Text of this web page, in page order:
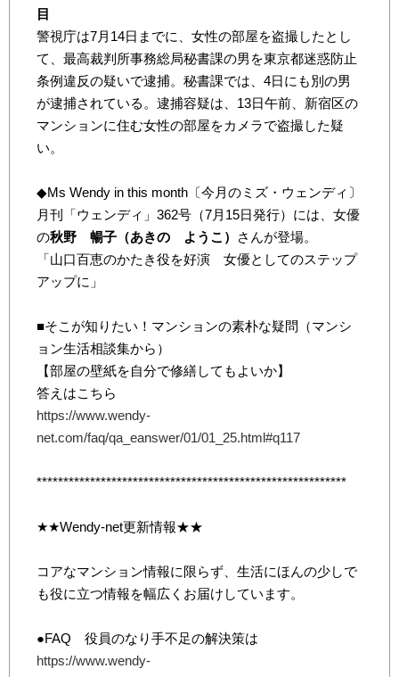
目
警視庁は7月14日までに、女性の部屋を盗撮したとし
て、最高裁判所事務総局秘書課の男を東京都迷惑防止
条例違反の疑いで逮捕。秘書課では、4日にも別の男
が逮捕されている。逮捕容疑は、13日午前、新宿区の
マンションに住む女性の部屋をカメラで盗撮した疑
い。
◆Ms Wendy in this month〔今月のミズ・ウェンディ〕
月刊「ウェンディ」362号（7月15日発行）には、女優
の秋野 暢子（あきの ようこ）
さんが登場。
「山口百恵のかたき役を好演 女優としてのステップ
アップに」
■そこが知りたい！マンションの素朴な疑問（マンシ
ョン生活相談集から）
【部屋の壁紙を自分で修繕してもよいか】
答えはこちら
https://www.wendy-
net.com/faq/qa_eanswer/01/01_25.html#q117
**********************************************************
★★Wendy-net更新情報★★
コアなマンション情報に限らず、生活にほんの少しで
も役に立つ情報を幅広くお届けしています。
●FAQ 役員のなり手不足の解決策は
https://www.wendy-